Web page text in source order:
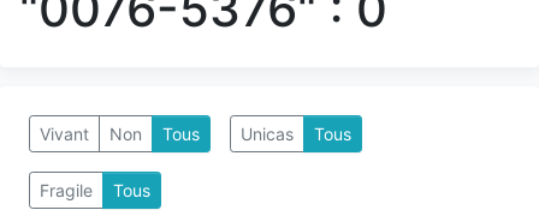
Vivant Non Tous Unicas Tous
Fragile Tous